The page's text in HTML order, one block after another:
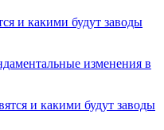
и какими будут заводы
изменения в